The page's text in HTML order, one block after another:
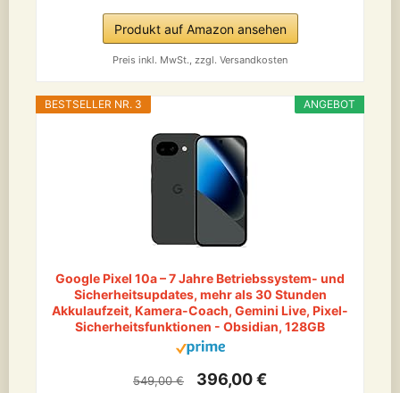
Produkt auf Amazon ansehen
Preis inkl. MwSt., zzgl. Versandkosten
ANGEBOT
BESTSELLER NR. 3
Google Pixel 10a – 7 Jahre Betriebssystem- und
Sicherheitsupdates, mehr als 30 Stunden
Akkulaufzeit, Kamera-Coach, Gemini Live, Pixel-
Sicherheitsfunktionen - Obsidian, 128GB
549,00 € 396,00 €